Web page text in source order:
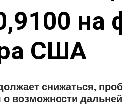
на
США
снижаться,
о возможности